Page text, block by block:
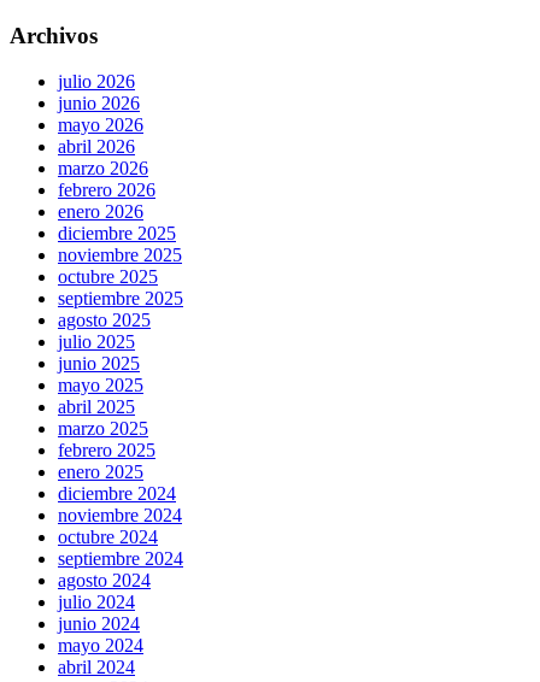
Archivos
julio 2026
junio 2026
mayo 2026
abril 2026
marzo 2026
febrero 2026
enero 2026
diciembre 2025
noviembre 2025
octubre 2025
septiembre 2025
agosto 2025
julio 2025
junio 2025
mayo 2025
abril 2025
marzo 2025
febrero 2025
enero 2025
diciembre 2024
noviembre 2024
octubre 2024
septiembre 2024
agosto 2024
julio 2024
junio 2024
mayo 2024
abril 2024